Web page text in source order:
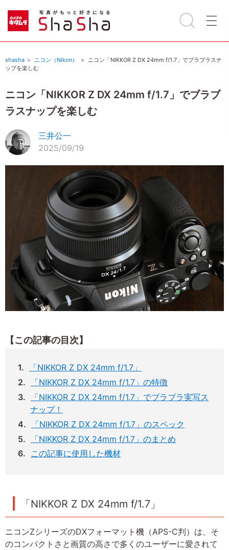
shasha ニコン（Nikon）
ニコン「NIKKOR Z DX 24mm f/1.7」でブラブラスナ
ップを楽しむ
ニコン「NIKKOR Z DX 24mm f/1.7」でブラブ
ラスナップを楽しむ
三井公一
2025/09/19
【この記事の目次】
「NIKKOR Z DX 24mm f/1.7」
「NIKKOR Z DX 24mm f/1.7」の特徴
「NIKKOR Z DX 24mm f/1.7」でブラブラ実写ス
ナップ！
「NIKKOR Z DX 24mm f/1.7」のスペック
「NIKKOR Z DX 24mm f/1.7」のまとめ
この記事に使用した機材
「NIKKOR Z DX 24mm f/1.7」
ニコンZシリーズのDXフォーマット機（APS-C判）は、そ
のコンパクトさと画質の高さで多くのユーザーに愛されて